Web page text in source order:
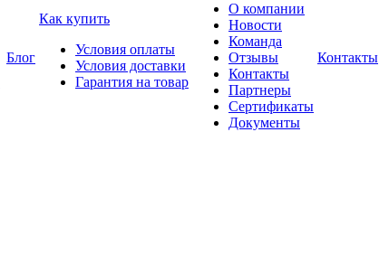
Блог
Как купить
Условия оплаты
Условия доставки
Гарантия на товар
О компании
Новости
Команда
Отзывы
Контакты
Партнеры
Сертификаты
Документы
Контакты